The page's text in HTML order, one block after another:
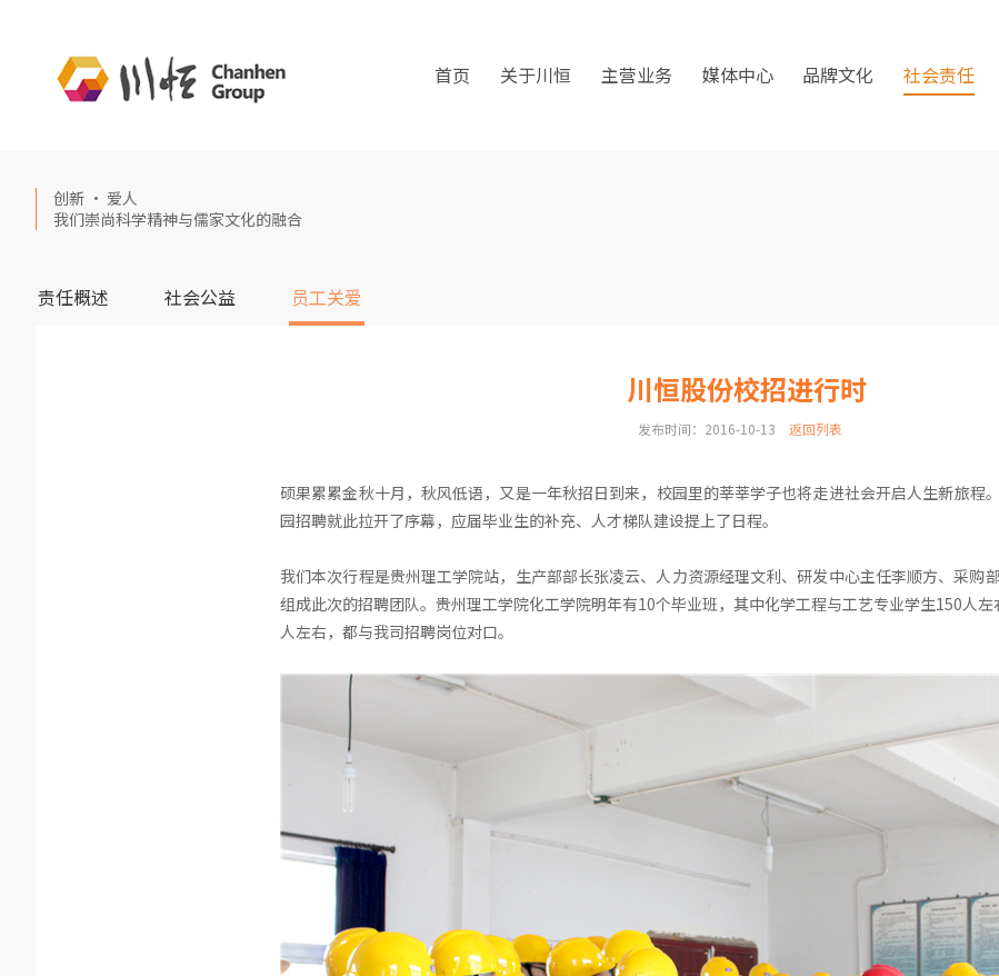
首页 关于川恒 主营业务 媒体中心 品牌文化 社会责任
创新 · 爱人
我们崇尚科学精神与儒家文化的融合
责任概述 社会公益 员工关爱
川恒股份校招进行时
发布时间：2016-10-13 返回列表
硕果累累金秋十月，秋风低语，又是一年秋招日到来，校园里的莘莘学子也将走进社会开启人生新旅程
园招聘就此拉开了序幕，应届毕业生的补充、人才梯队建设提上了日程。
我们本次行程是贵州理工学院站，生产部部长张凌云、人力资源经理文利、研发中心主任李顺方、采购
组成此次的招聘团队。贵州理工学院化工学院明年有10个毕业班，其中化学工程与工艺专业学生150人
人左右，都与我司招聘岗位对口。